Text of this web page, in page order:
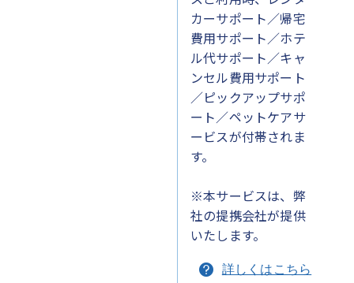
カーサポート／帰宅
費用サポート／ホテ
ル代サポート／キャ
ンセル費用サポート
／ピックアップサポ
ート／ペットケアサ
ービスが付帯されま
す。
※本サービスは、弊
社の提携会社が提供
いたします。
詳しくはこちら